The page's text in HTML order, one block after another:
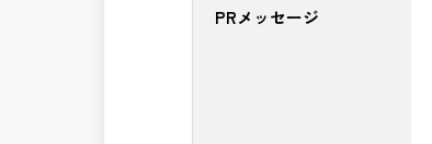
PRメッセージ